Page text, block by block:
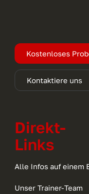
Kostenloses
Kontaktiere uns
Direkt-
Links
Alle Infos auf einem
Unser Trainer-Team